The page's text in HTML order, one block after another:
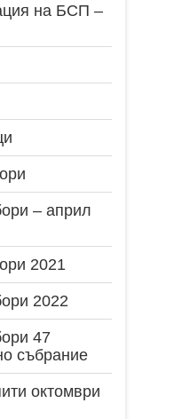
на БСП –
– април
2021
2022
47
събрание
октомври